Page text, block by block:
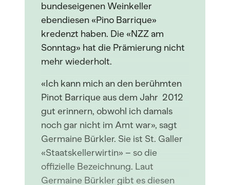
bundeseigenen Weinkeller
ebendiesen «Pino Barrique»
kredenzt haben. Die «NZZ am
Sonntag» hat die Prämierung nicht
mehr wiederholt.
«Ich kann mich an den berühmten
Pinot Barrique aus dem Jahr 2012
gut erinnern, obwohl ich damals
noch gar nicht im Amt war», sagt
Germaine Bürkler. Sie ist St. Galler
«Staatskellerwirtin» – so die
offizielle Bezeichnung. Laut
Germaine Bürkler gibt es diesen